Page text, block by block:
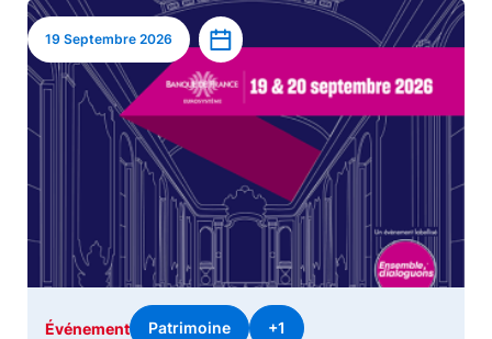
Image
19 Septembre 2026 Ajouter à l’agenda
Événement Patrimoine +1